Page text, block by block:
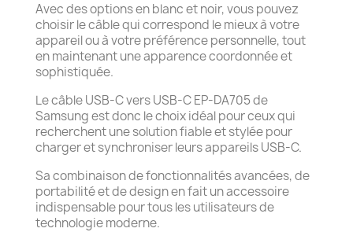
Avec des options en blanc et noir, vous pouvez
choisir le câble qui correspond le mieux à votre
appareil ou à votre préférence personnelle, tout
en maintenant une apparence coordonnée et
sophistiquée.
Le câble USB-C vers USB-C EP-DA705 de
Samsung est donc le choix idéal pour ceux qui
recherchent une solution fiable et stylée pour
charger et synchroniser leurs appareils USB-C.
Sa combinaison de fonctionnalités avancées, de
portabilité et de design en fait un accessoire
indispensable pour tous les utilisateurs de
technologie moderne.